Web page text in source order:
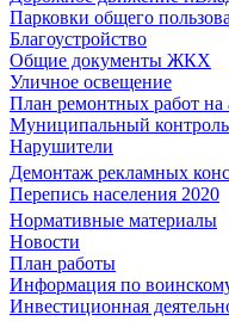
Парковки общего
Благоустройство
Общие документы ЖКХ
Уличное освещение
План ремонтных работ на
Муниципальный контроль
Нарушители
Демонтаж рекламных
Перепись населения 2020
Нормативные материалы
Новости
План работы
Информация по
Инвестиционная